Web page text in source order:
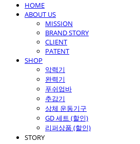
HOME
ABOUT US
MISSION
BRAND STORY
CLIENT
PATENT
SHOP
악력기
완력기
푸쉬업바
추감기
상체 운동기구
GD 세트 (할인)
리퍼상품 (할인)
STORY